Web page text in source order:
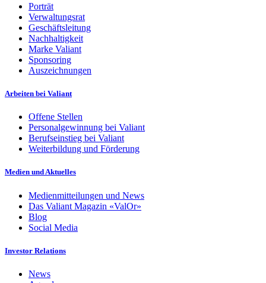
Porträt
Verwaltungsrat
Geschäftsleitung
Nachhaltigkeit
Marke Valiant
Sponsoring
Auszeichnungen
Arbeiten bei Valiant
Offene Stellen
Personalgewinnung bei Valiant
Berufseinstieg bei Valiant
Weiterbildung und Förderung
Medien und Aktuelles
Medienmitteilungen und News
Das Valiant Magazin «ValOr»
Blog
Social Media
Investor Relations
News